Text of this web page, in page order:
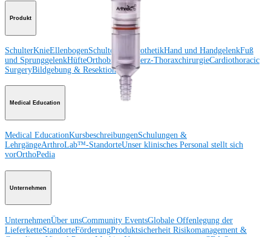
Produkt
SchulterKnieEllenbogenSchulterendoprothetikHand und HandgelenkFuß
und SprunggelenkHüfteOrthobiologie Herz-ThoraxchirurgieCardiothoracic
SurgeryBildgebung & Resektion
Medical Education
Medical EducationKursbeschreibungenSchulungen &
LehrgängeArthroLab™-StandorteUnser klinisches Personal stellt sich
vorOrthoPedia
Unternehmen
UnternehmenÜber unsCommunity EventsGlobale Offenlegung der
LieferketteStandorteFörderungProduktsicherheit Risikomanagement &